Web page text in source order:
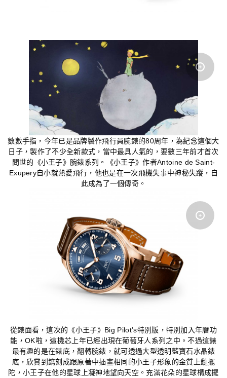
數數手指，今年已是品牌製作飛行員腕錶的80周年，為紀念這個大
日子，製作了不少全新款式，當中最具人氣的，要數三年前才首次
問世的《小王子》腕錶系列。《小王子》作者Antoine de Saint-
Exupery自小就熱愛飛行，他也是在一次飛機失事中神秘失蹤，自
此成為了一個傳奇。
從錶面看，這次的《小王子》Big Pilot’s特別版，特別加入年曆功
能，OK啦，這機芯上年已經出現在葡萄牙人系列之中。不過這錶
最有趣的是在錶底，翻轉腕錶，就可透過大型透明藍寶石水晶錶
底，欣賞到鐫刻成跟原著中插畫相同的小王子形象的金質上鏈擺
陀，小王子在他的星球上凝神地望向天空。充滿花朵的星球構成擺